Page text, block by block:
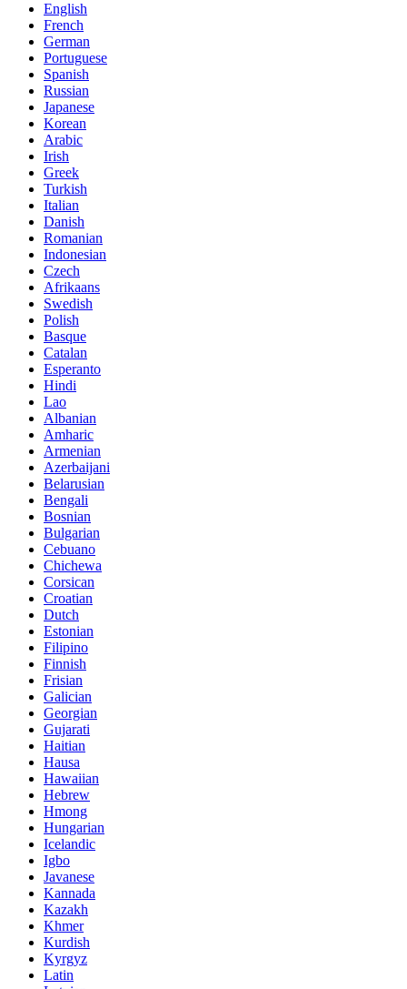
English
French
German
Portuguese
Spanish
Russian
Japanese
Korean
Arabic
Irish
Greek
Turkish
Italian
Danish
Romanian
Indonesian
Czech
Afrikaans
Swedish
Polish
Basque
Catalan
Esperanto
Hindi
Lao
Albanian
Amharic
Armenian
Azerbaijani
Belarusian
Bengali
Bosnian
Bulgarian
Cebuano
Chichewa
Corsican
Croatian
Dutch
Estonian
Filipino
Finnish
Frisian
Galician
Georgian
Gujarati
Haitian
Hausa
Hawaiian
Hebrew
Hmong
Hungarian
Icelandic
Igbo
Javanese
Kannada
Kazakh
Khmer
Kurdish
Kyrgyz
Latin